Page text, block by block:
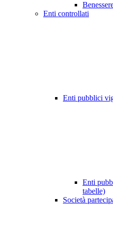
Enti controllati
Enti pubblici
Enti
tabelle)
Società